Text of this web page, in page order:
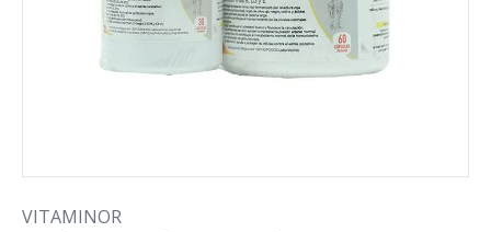
VITAMINOR